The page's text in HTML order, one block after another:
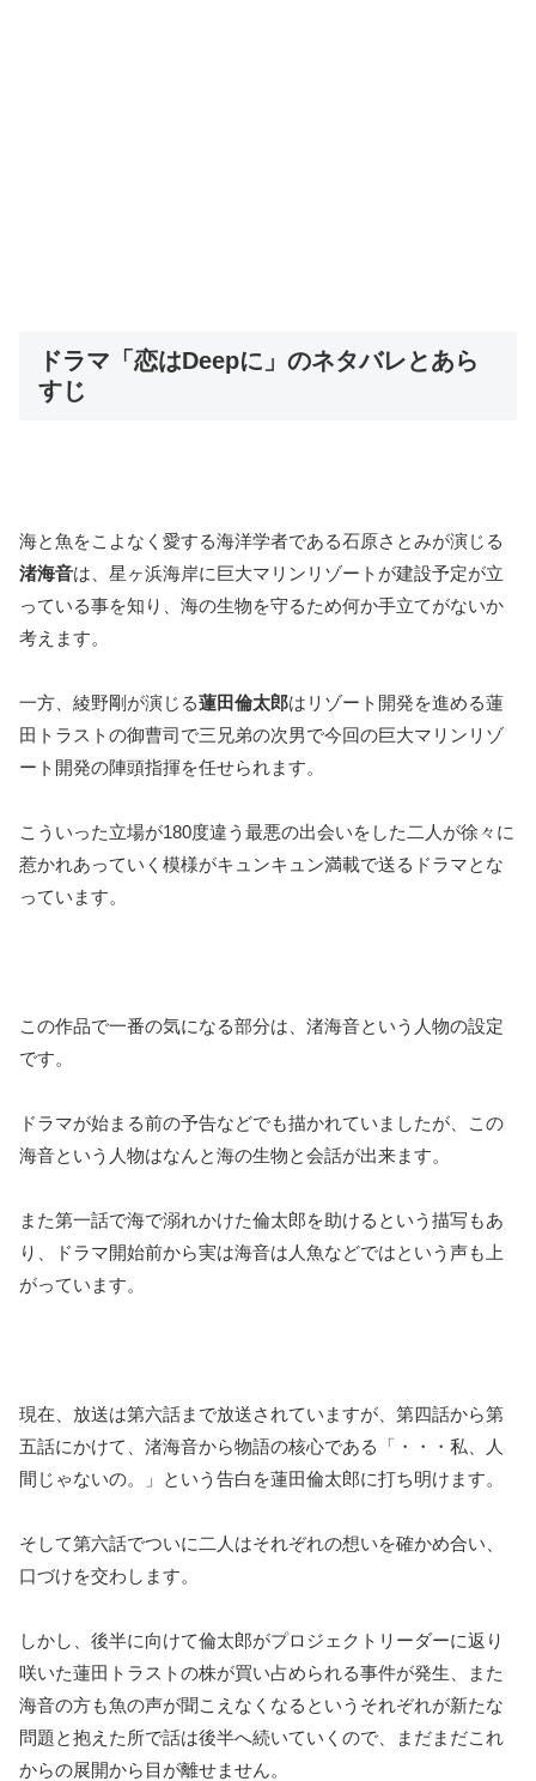
ドラマ「恋はDeepに」のネタバレとあら
すじ
海と魚をこよなく愛する海洋学者である石原さとみが演じる
渚海音は、星ヶ浜海岸に巨大マリンリゾートが建設予定が立
っている事を知り、海の生物を守るため何か手立てがないか
考えます。
一方、綾野剛が演じる蓮田倫太郎はリゾート開発を進める蓮
田トラストの御曹司で三兄弟の次男で今回の巨大マリンリゾ
ート開発の陣頭指揮を任せられます。
こういった立場が180度違う最悪の出会いをした二人が徐々に
惹かれあっていく模様がキュンキュン満載で送るドラマとな
っています。
この作品で一番の気になる部分は、渚海音という人物の設定
です。
ドラマが始まる前の予告などでも描かれていましたが、この
海音という人物はなんと海の生物と会話が出来ます。
また第一話で海で溺れかけた倫太郎を助けるという描写もあ
り、ドラマ開始前から実は海音は人魚などではという声も上
がっています。
現在、放送は第六話まで放送されていますが、第四話から第
五話にかけて、渚海音から物語の核心である「・・・私、人
間じゃないの。」という告白を蓮田倫太郎に打ち明けます。
そして第六話でついに二人はそれぞれの想いを確かめ合い、
口づけを交わします。
しかし、後半に向けて倫太郎がプロジェクトリーダーに返り
咲いた蓮田トラストの株が買い占められる事件が発生、また
海音の方も魚の声が聞こえなくなるというそれぞれが新たな
問題と抱えた所で話は後半へ続いていくので、まだまだこれ
からの展開から目が離せません。